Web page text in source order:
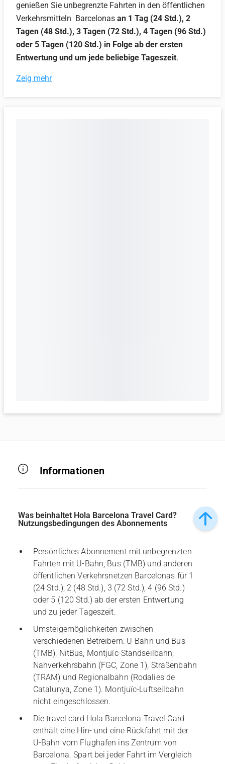
genießen Sie unbegrenzte Fahrten in den öffentlichen
Verkehrsmitteln Barcelonasan 1 Tag (24 Std.), 2
Tagen (48 Std.), 3 Tagen (72 Std.), 4 Tagen (96 Std.)
oder 5 Tagen (120 Std.) in Folge ab der ersten
Entwertung und um jede beliebige Tageszeit.
Zeig mehr
Informationen
Was beinhaltet Hola Barcelona Travel Card?
Nutzungsbedingungen des Abonnements
Persönliches Abonnement mit unbegrenzten
Fahrten mit U-Bahn, Bus (TMB) und anderen
öffentlichen Verkehrsnetzen Barcelonas für 1
(24 Std.), 2 (48 Std.), 3 (72 Std.), 4 (96 Std.)
oder 5 (120 Std.) ab der ersten Entwertung
und zu jeder Tageszeit.
Umsteigemöglichkeiten zwischen
verschiedenen Betreibern: U-Bahn und Bus
(TMB), NitBus, Montjuïc-Standseilbahn,
Nahverkehrsbahn (FGC, Zone 1), Straßenbahn
(TRAM) und Regionalbahn (Rodalies de
Catalunya, Zone 1). Montjuïc-Luftseilbahn
nicht eingeschlossen.
Die travel card Hola Barcelona Travel Card
enthält eine Hin- und eine Rückfahrt mit der
U-Bahn vom Flughafen ins Zentrum von
Barcelona. Spart bei jeder Fahrt im Vergleich